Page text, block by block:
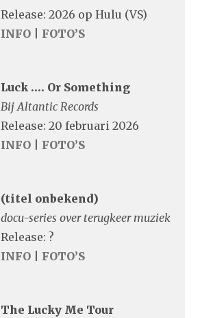
Release: 2026 op Hulu (VS)
INFO
FOTO’S
Luck …. Or Something
Bij Altantic Records
Release: 20 februari 2026
INFO
FOTO’S
(titel onbekend)
docu-series over terugkeer muziek
Release: ?
INFO
FOTO’S
The Lucky Me Tour